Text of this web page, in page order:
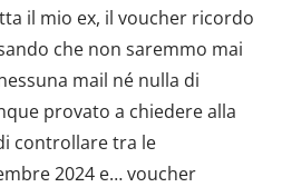
il mio ex, il voucher ricordo
che non saremmo mai
mail né nulla di
provato a chiedere alla
controllare tra le
2024 e… voucher